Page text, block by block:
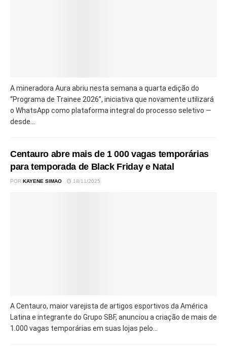
A mineradora Aura abriu nesta semana a quarta edição do
“Programa de Trainee 2026”, iniciativa que novamente utilizará
o WhatsApp como plataforma integral do processo seletivo —
desde...
Centauro abre mais de 1 000 vagas temporárias
para temporada de Black Friday e Natal
POR KAYENE SIMAO 18/11/2025
A Centauro, maior varejista de artigos esportivos da América
Latina e integrante do Grupo SBF, anunciou a criação de mais de
1.000 vagas temporárias em suas lojas pelo...